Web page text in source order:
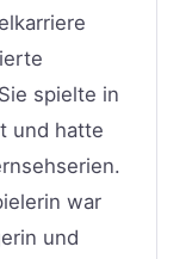
spielte in
und hatte
war
und